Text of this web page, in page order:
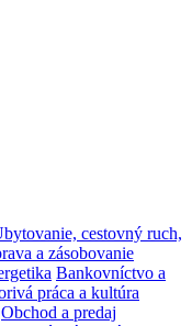
cestovný ruch,
a zásobovanie
Bankovníctvo a
práca a kultúra
Obchod a predaj